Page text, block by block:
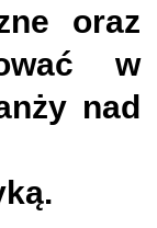
oraz
w
nad